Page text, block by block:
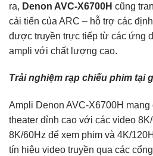
ra, Denon AVC-X6700H cũng
cải tiến của ARC – hỗ trợ các
được truyền trực tiếp từ các ứng
ampli với chất lượng cao.
Trải nghiệm rạp chiếu phim tại
Ampli Denon AVC-X6700H
theater đỉnh cao với các video
8K/60Hz để xem phim và 4K/
tín hiệu video truyền qua các